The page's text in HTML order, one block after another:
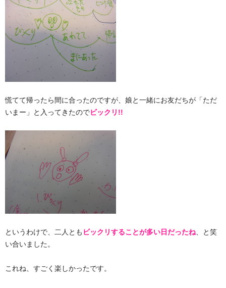
慌てて帰ったら間に合ったのですが、娘と一緒にお友だちが「ただ
いまー」と入ってきたのでビックリ!!
というわけで、二人とも ビックリすることが多い日だったね 、と笑
い合いました。
これね、すごく楽しかったです。